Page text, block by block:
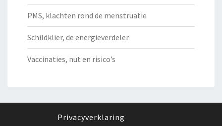
PMS, klachten rond de menstruatie
Schildklier, de energieverdeler
Vaccinaties, nut en risico’s
Privacyverklaring